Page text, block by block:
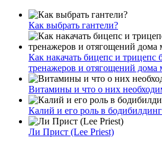
Как выбрать гантели?
Как накачать бицепс и трицепс
тренажеров и отягощений
Витамины и что о них
Калий и его роль в
Ли Прист (Lee Priest)